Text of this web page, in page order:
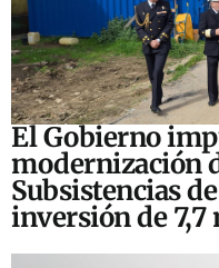
El Gobierno
modernización
Subsistencias
inversión de